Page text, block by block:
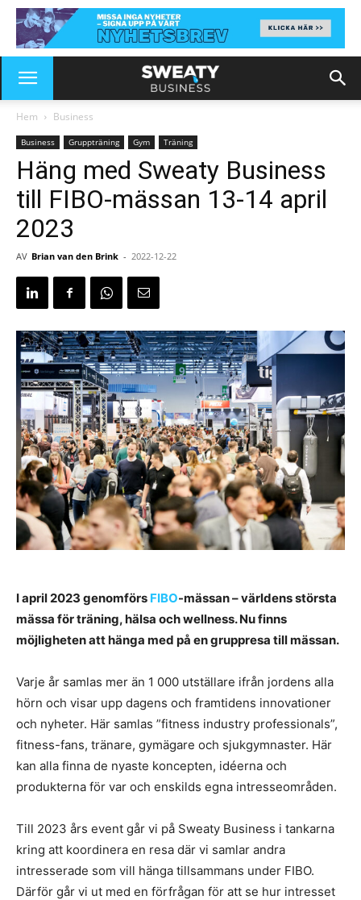
Hem Business
Business Gruppträning Gym Träning
Häng med Sweaty Business
till FIBO-mässan 13-14 april
2023
AV Brian van den Brink - 2022-12-22
I april 2023 genomförs FIBO-mässan – världens största
mässa för träning, hälsa och wellness. Nu finns
möjligheten att hänga med på en gruppresa till mässan.
Varje år samlas mer än 1 000 utställare ifrån jordens alla
hörn och visar upp dagens och framtidens innovationer
och nyheter. Här samlas ”fitness industry professionals”,
fitness-fans, tränare, gymägare och sjukgymnaster. Här
kan alla finna de nyaste koncepten, idéerna och
produkterna för var och enskilds egna intresseområden.
Till 2023 års event går vi på Sweaty Business i tankarna
kring att koordinera en resa där vi samlar andra
intresserade som vill hänga tillsammans under FIBO.
Därför går vi ut med en förfrågan för att se hur intresset